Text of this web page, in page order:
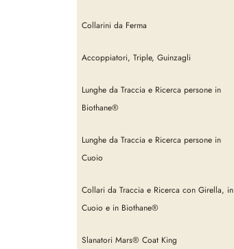
Collarini da Ferma
Accoppiatori, Triple, Guinzagli
Lunghe da Traccia e Ricerca persone in
Biothane®
Lunghe da Traccia e Ricerca persone in
Cuoio
Collari da Traccia e Ricerca con Girella, in
Cuoio e in Biothane®
Slanatori Mars® Coat King